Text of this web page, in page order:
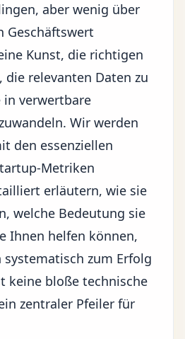
aber wenig über
Geschäftswert
Kunst, die richtigen
die relevanten Daten zu
in verwertbare
Wir werden
den essenziellen
Metriken
erläutern, wie sie
welche Bedeutung sie
Ihnen helfen können,
zum Erfolg
keine bloße technische
zentraler Pfeiler für